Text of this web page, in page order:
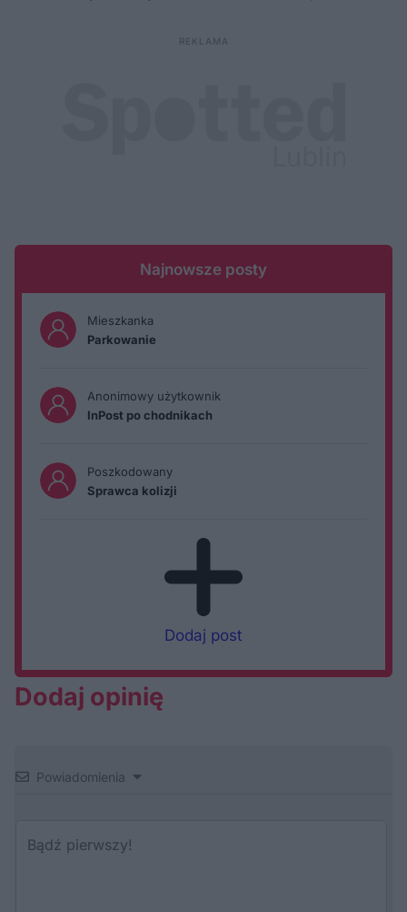
Najnowsze posty
Mieszkanka
Parkowanie
Anonimowy użytkownik
InPost po chodnikach
Poszkodowany
Sprawca kolizji
Dodaj post
Dodaj opinię
Powiadomienia